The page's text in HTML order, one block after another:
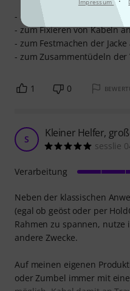
- zum Aufhängen von
- zum Fixieren von Kabeln
- zum Festmachen der
- zum Zusammentüdeln der
1 0
S Kleiner Helfer,
sesslie
Neben der klassischen
(egal ob geöst oder per
Rahmen zu spannen,
andere Zwecke.
Auf meinen eigenen
oder Zumbel immer mit
Verarbeitung